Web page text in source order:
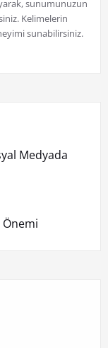
sunumunuzun
Kelimelerin
sunabilirsiniz.
Medyada
Önemi